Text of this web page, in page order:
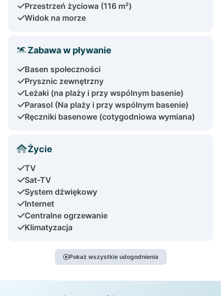
Przestrzeń życiowa (116 m²)
Widok na morze
Zabawa w pływanie
Basen społeczności
Prysznic zewnętrzny
Leżaki (na plaży i przy wspólnym basenie)
Parasol (Na plaży i przy wspólnym basenie)
Ręczniki basenowe (cotygodniowa wymiana)
Życie
TV
Sat-TV
System dźwiękowy
Internet
Centralne ogrzewanie
Klimatyzacja
Pokaż wszystkie udogodnienia